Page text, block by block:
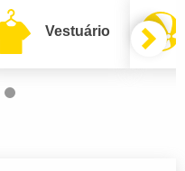
Vestuário